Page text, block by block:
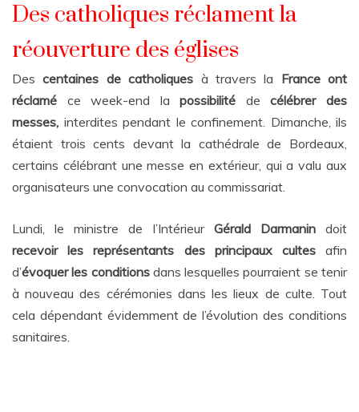
Des catholiques réclament la
réouverture des églises
Descentaines de catholiques à travers la France ont
réclamé ce week-end lapossibilité decélébrer des
messes, interdites pendant le confinement. Dimanche, ils
étaient trois cents devant la cathédrale de Bordeaux,
certains célébrant une messe en extérieur, qui a valu aux
organisateurs une convocation au commissariat.
Lundi, le ministre de l’Intérieur Gérald Darmanindoit
recevoir les
représentants des principaux cultesafin
d’évoquer les conditionsdans lesquelles pourraient se tenir
à nouveau des cérémonies dans les lieux de culte. Tout
cela dépendant évidemment de l’évolution des conditions
sanitaires.